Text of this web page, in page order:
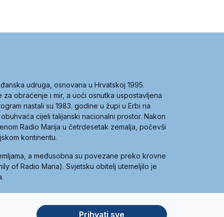
udruga, osnovana u Hrvatskoj 1995.
obraćenje i mir, a uoči osnutka uspostavljena
nastali su 1983. godine u župi u Erbi na
cijeli talijanski nacionalni prostor. Nakon
Radio Marija u četrdesetak zemalja, počevši
kontinentu.
a međusobna su povezane preko krovne
of Radio Maria). Svjetsku obitelj utemeljilo je
Prihvati sve